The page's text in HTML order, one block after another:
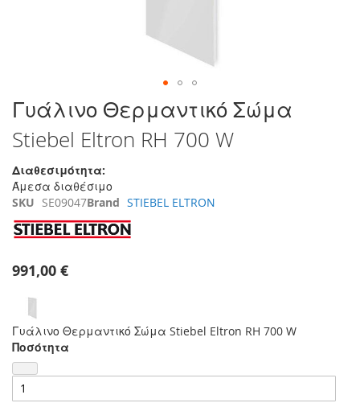
Μετάβαση
στην
αρχή
της
συλλογής
εικόνων
Γυάλινο Θερμαντικό Σώμα
Stiebel Eltron RH 700 W
Διαθεσιμότητα:
Άμεσα διαθέσιμο
SKU SE09047Brand STIEBEL ELTRON
991,00 €
Γυάλινο Θερμαντικό Σώμα Stiebel Eltron RH 700 W
Ποσότητα